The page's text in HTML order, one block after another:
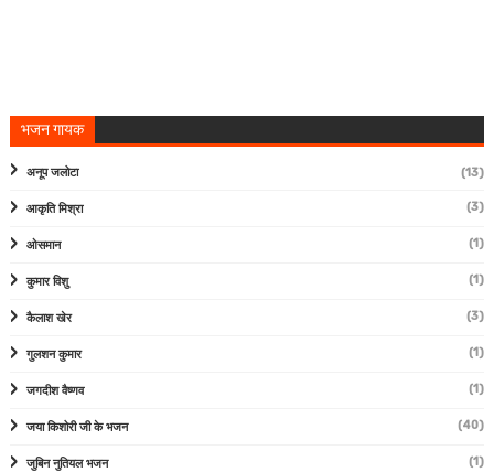
भजन गायक
अनूप जलोटा (13)
आकृति मिश्रा (3)
ओसमान (1)
कुमार विशु (1)
कैलाश खेर (3)
गुलशन कुमार (1)
जगदीश वैष्णव (1)
जया किशोरी जी के भजन (40)
जुबिन नुतियल भजन (1)